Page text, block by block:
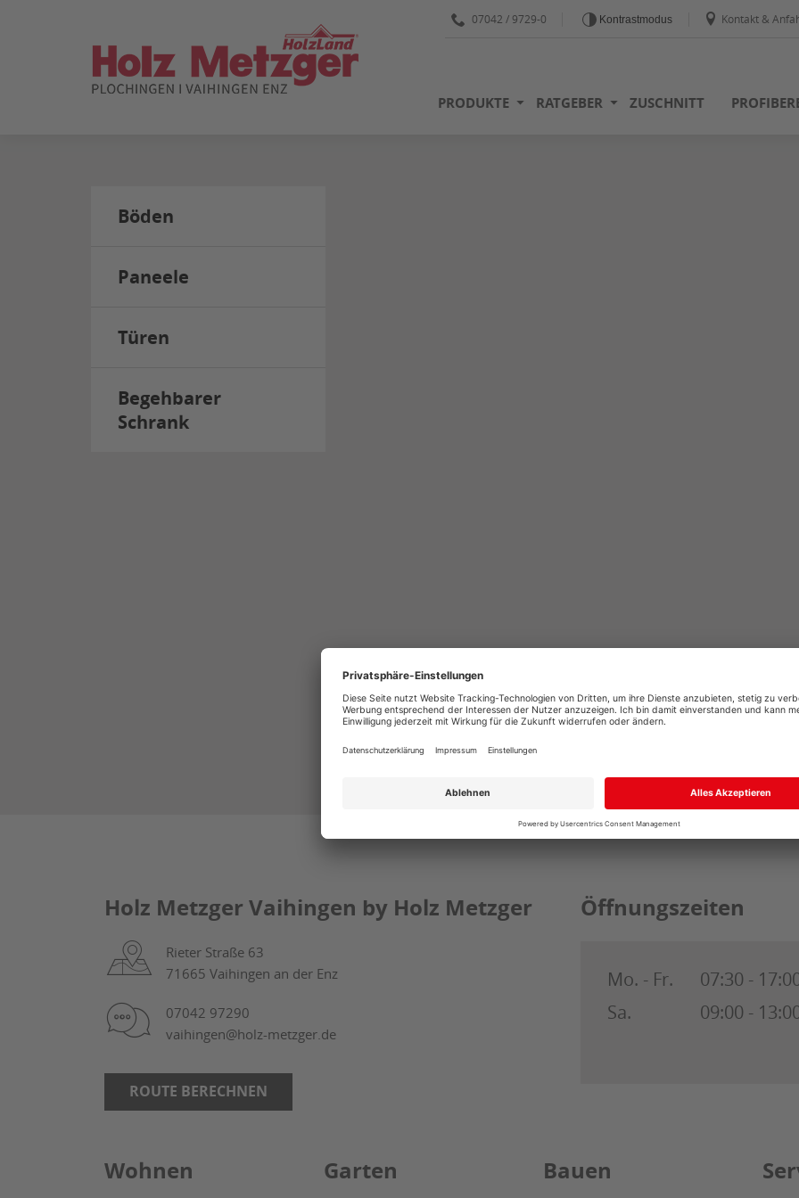
07042 / 9729-0 Kontrastmodus Kontakt &
PRODUKTE RATGEBER ZUSCHNITT
Böden
Paneele
Türen
Begehbarer
Schrank
Holz Metzger Vaihingen by Holz Metzger
Rieter Straße 63
71665 Vaihingen an der Enz
07042 97290
vaihingen@holz-metzger.de
ROUTE BERECHNEN
Öffnungszeiten
Mo. - Fr.
07:30 -
Sa.
09:00 -
Wohnen Garten Bauen